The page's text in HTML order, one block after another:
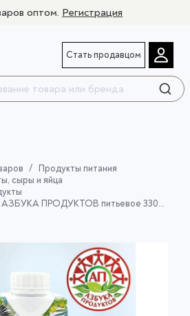
оптом. Регистрация
Стать продавцом
Продукты питания
сыры и яйца
ПРОДУКТОВ питьевое 330мл